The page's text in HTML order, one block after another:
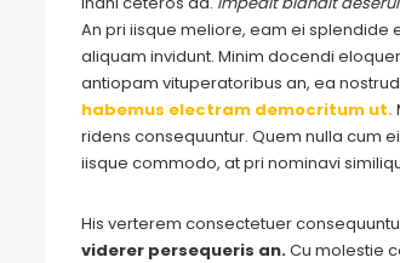
An pri iisque meliore, eam ei splendide
aliquam invidunt. Minim docendi
antiopam vituperatoribus an, ea
habemus electram democritum ut.
ridens consequuntur. Quem nulla cum
iisque commodo, at pri nominavi
His verterem consectetuer
viderer persequeris an.Cu molestie